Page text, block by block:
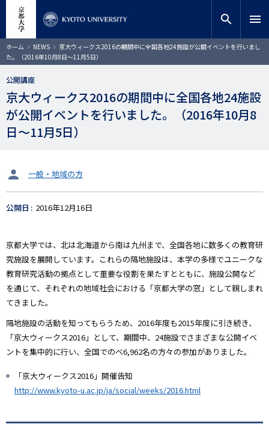
コ
ン
テ
ン
に
移
サイト内検索
検索
search menu
ホーム NEWS
京大ウィークス2016の期間中に全国各地24施設が公開イベントを行いまし
た。（2016年10月8日～11月5日）
公開講座
京大ウィークス2016の期間中に全国各地24施設
が公開イベントを行いました。（2016年10月8
日～11月5日）
タ
ッ
一般・地域の方
公開日 2016年12月16日
京都大学では、北は北海道から南は九州まで、全国各地に数多くの教育研
究施設を展開しています。これらの隔地施設は、本学の多様でユニークな
教育研究活動の拠点として重要な役割を果たすとともに、施設公開など
を通じて、それぞれの地域社会における「京都大学の窓」として親しまれ
てきました。
隔地施設の活動を知ってもらうため、2016年度も2015年度に引き続き、
「京大ウィークス2016」として、期間中、24施設でさまざまな公開イベ
ントを集中的に行い、全国でのべ6,962名の方々の参加がありました。
「京大ウィークス2016」開催告知
http://www.kyoto-u.ac.jp/ja/social/weeks/2016.html